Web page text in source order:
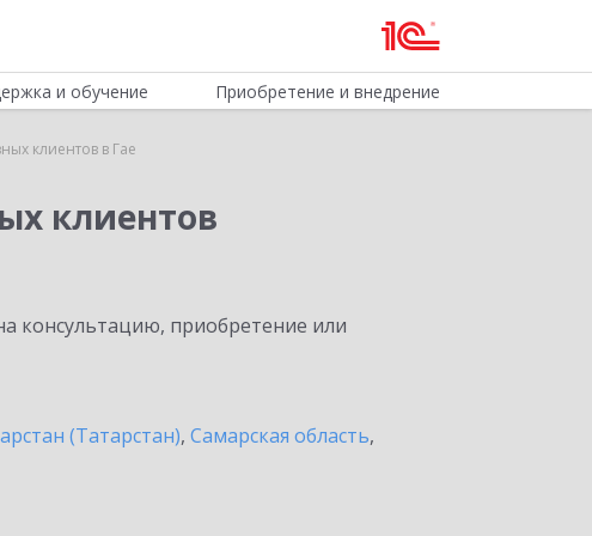
и обучение Приобретение и внедрение
клиентов в Гае
клиентов
консультацию, приобретение или
(Татарстан), Самарская область,